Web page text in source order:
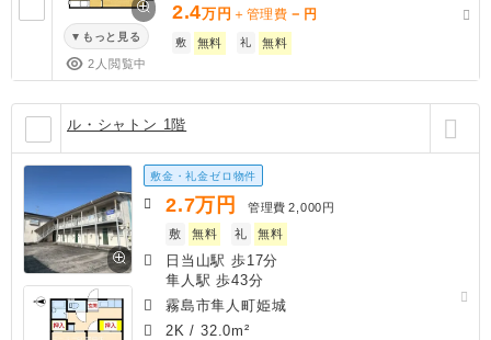
もっと見る
2人閲覧中
2.4万円 ＋管理費 － 円
敷 無料 礼 無料
ル・シャトン 1階
敷金・礼金ゼロ物件
2.7万円 管理費 2,000円
敷
無料 礼 無料
日当山駅 歩17分
隼人駅 歩43分
霧島市隼人町姫城
2K /32.0m²